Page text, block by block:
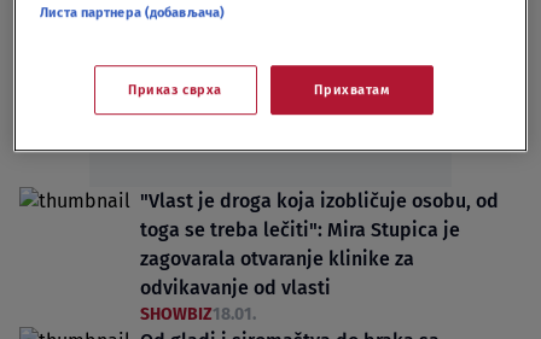
"Vlast je droga koja izobličuje osobu, od
toga se treba lečiti": Mira Stupica je
zagovarala otvaranje klinike za
odvikavanje od vlasti
SHOWBIZ18.01.
Листа партнера (добављача)
Приказ сврха Прихватам